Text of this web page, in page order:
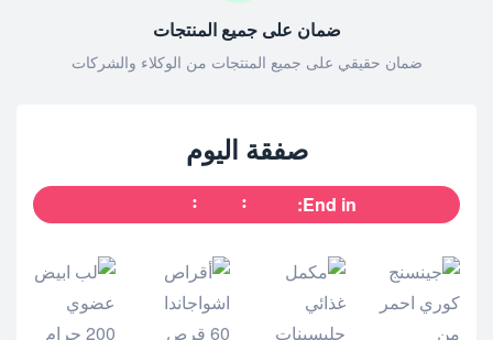
ضمان على جميع المنتجات
ضمان حقيقي على جميع المنتجات من الوكلاء والشركات
صفقة اليوم
End in: